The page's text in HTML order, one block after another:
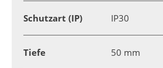
Schutzart (IP) IP30
Tiefe 50 mm